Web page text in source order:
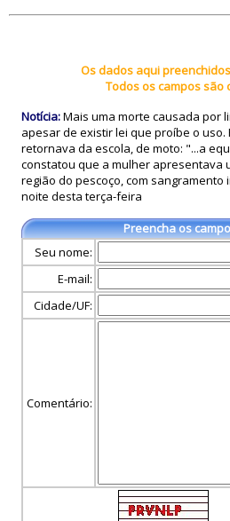
Os dados aqui
Todos os campos são
Notícia:Mais uma morte causada por
apesar de existir lei que proíbe o
retornava da escola, de moto: "...a
constatou que a mulher apresentava
região do pescoço, com sangramento
noite desta terça-feira
Preencha os
Seu nome:
E-mail:
Cidade/UF:
Comentário: